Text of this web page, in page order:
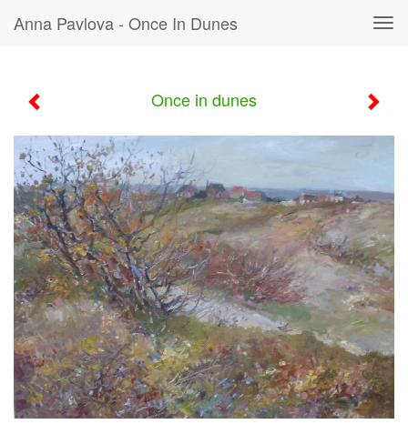
Anna Pavlova - Once In Dunes
Once in dunes